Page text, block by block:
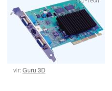
vir:Guru 3D